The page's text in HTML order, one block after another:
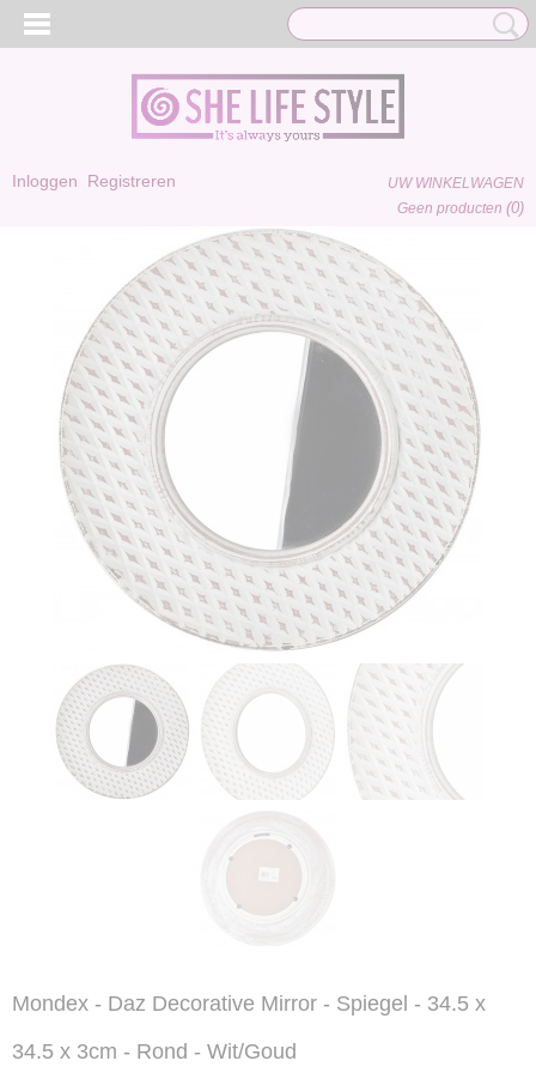
Inloggen Registreren
UW WINKELWAGEN
Geen producten (0)
Mondex - Daz Decorative Mirror - Spiegel - 34.5 x
34.5 x 3cm - Rond - Wit/Goud